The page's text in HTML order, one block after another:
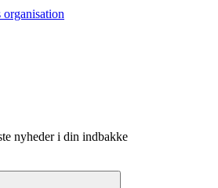
organisation
nyheder i din indbakke